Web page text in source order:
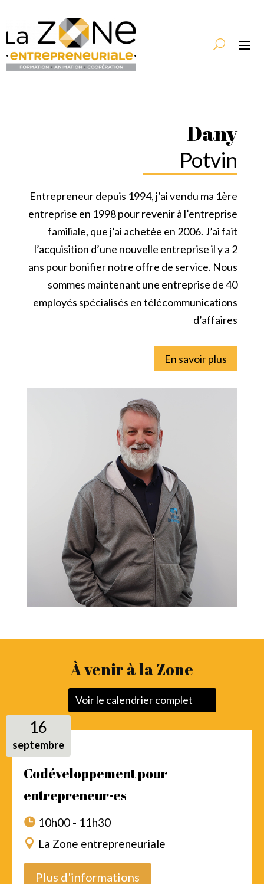
Dany
Potvin
Entrepreneur depuis 1994, j’ai vendu ma 1ère
entreprise en 1998 pour revenir à l’entreprise
familiale, que j’ai achetée en 2006. J’ai fait
l’acquisition d’une nouvelle entreprise il y a 2
ans pour bonifier notre offre de service. Nous
sommes maintenant une entreprise de 40
employés spécialisés en télécommunications
d’affaires
En savoir plus
À venir à la Zone
Voir le calendrier complet
16
septembre
Codéveloppement pour
entrepreneur·es
10h00 - 11h30
La Zone entrepreneuriale
Plus d'informations